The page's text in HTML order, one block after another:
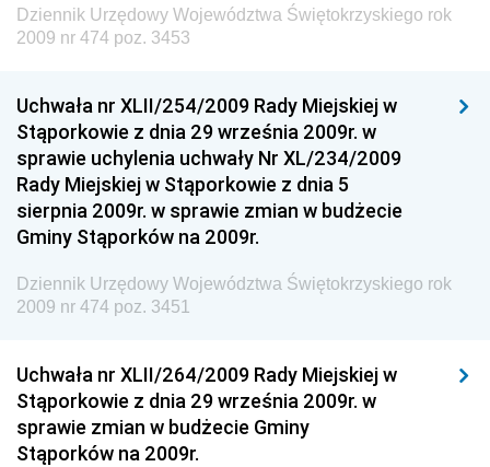
Gospodarki Przestrzennej
Dziennik Urzędowy Ministerstwa Przemysłu
Chemicznego i Lekkiego
Dziennik Urzędowy Ministerstwa Rolnictwa i
Gospodarki Żywnościowej
Społecznej
Dziennik Urzędowy Ministra Cyfryzacji
Dziennik Urzędowy Ministra Infrastruktury i
Budownictwa
Dziennik Urzędowy Ministra Gospodarki Morskiej i
Dziennik Urzędowy Województwa Świętokrzyskiego rok
2009 nr 474 poz. 3453
Uchwała nr XLII/254/2009 Rady Miejskiej w
Stąporkowie z dnia 29 września 2009r. w
sprawie uchylenia uchwały Nr XL/234/2009
Rady Miejskiej w Stąporkowie z dnia 5
sierpnia 2009r. w sprawie zmian w budżecie
Gminy Stąporków na 2009r.
Dziennik Urzędowy Województwa Świętokrzyskiego rok
2009 nr 474 poz. 3451
Uchwała nr XLII/264/2009 Rady Miejskiej w
Stąporkowie z dnia 29 września 2009r. w
sprawie zmian w budżecie Gminy
Stąporków na 2009r.